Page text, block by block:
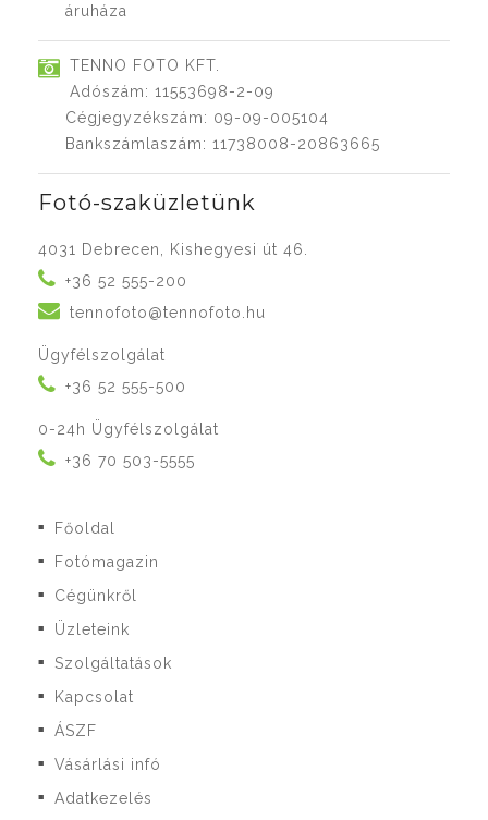
áruháza
TENNO FOTO KFT.
Adószám: 11553698-2-09
Cégjegyzékszám: 09-09-005104
Bankszámlaszám: 11738008-20863665
Fotó-szaküzletünk
4031 Debrecen, Kishegyesi út 46.
+36 52 555-200
tennofoto@tennofoto.hu
Ügyfélszolgálat
+36 52 555-500
0-24h Ügyfélszolgálat
+36 70 503-5555
■ Főoldal
■ Fotómagazin
■ Cégünkről
■ Üzleteink
■ Szolgáltatások
■ Kapcsolat
■ ÁSZF
■ Vásárlási infó
■ Adatkezelés